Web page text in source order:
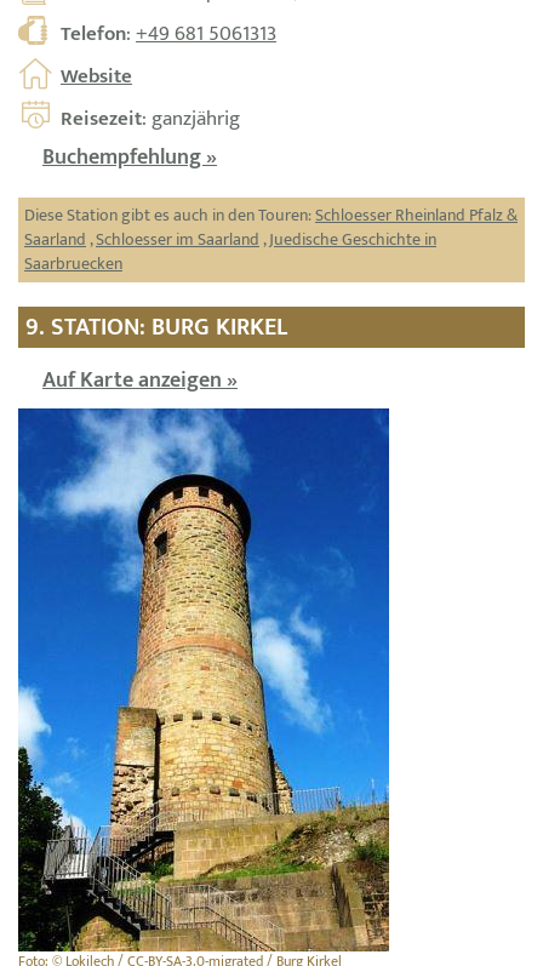
Telefon:+49 681 5061313
Website
Reisezeit: ganzjährig
Buchempfehlung »
Diese Station gibt es auch in den Touren:Schloesser Rheinland Pfalz &
Saarland,Schloesser im Saarland,Juedische Geschichte in
Saarbruecken
9. STATION: BURG KIRKEL
Auf Karte anzeigen »